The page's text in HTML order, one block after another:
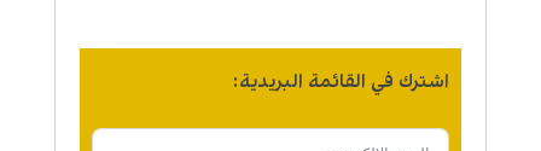
اشترك في القائمة البريدية: